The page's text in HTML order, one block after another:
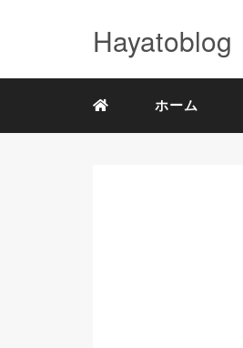
Hayatoblog
ホーム